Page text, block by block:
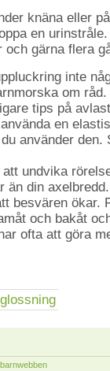
knäna eller
en
och gärna flera
inte
om
tips på
en
använder
undvika
än din
besvären ökar.
och bakåt
ofta att göra
barnwebben